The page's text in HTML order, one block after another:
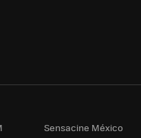
Sensacine México